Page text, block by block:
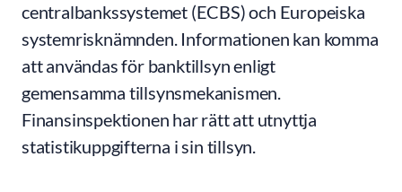
centralbankssystemet (ECBS) och Europeiska
systemrisknämnden. Informationen kan komma
att användas för banktillsyn enligt
gemensamma tillsynsmekanismen.
Finansinspektionen har rätt att utnyttja
statistikuppgifterna i sin tillsyn.